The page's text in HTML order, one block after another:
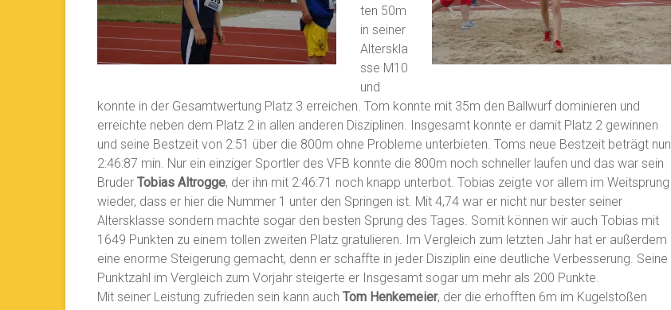
ten 50m
in seiner
Alterskla
sse M10
und
konnte in der Gesamtwertung Platz 3 erreichen. Tom konnte mit 35m den Ballwurf dominieren und
erreichte neben dem Platz 2 in allen anderen Disziplinen. Insgesamt konnte er damit Platz 2 gewinnen
und seine Bestzeit von 2:51 über die 800m ohne Probleme unterbieten. Toms neue Bestzeit beträgt nun
2:46:87 min. Nur ein einziger Sportler des VFB konnte die 800m noch schneller laufen und das war sein
Bruder Tobias Altrogge, der ihn mit 2:46:71 noch knapp unterbot. Tobias zeigte vor allem im Weitsprung
wieder, dass er hier die Nummer 1 unter den Springen ist. Mit 4,74 war er nicht nur bester seiner
Altersklasse sondern machte sogar den besten Sprung des Tages. Somit können wir auch Tobias mit
1649 Punkten zu einem tollen zweiten Platz gratulieren. Im Vergleich zum letzten Jahr hat er außerdem
eine enorme Steigerung gemacht, denn er schaffte in jeder Disziplin eine deutliche Verbesserung. Seine
Punktzahl im Vergleich zum Vorjahr steigerte er Insgesamt sogar um mehr als 200 Punkte.
Mit seiner Leistung zufrieden sein kann auch Tom Henkemeier, der die erhofften 6m im Kugelstoßen